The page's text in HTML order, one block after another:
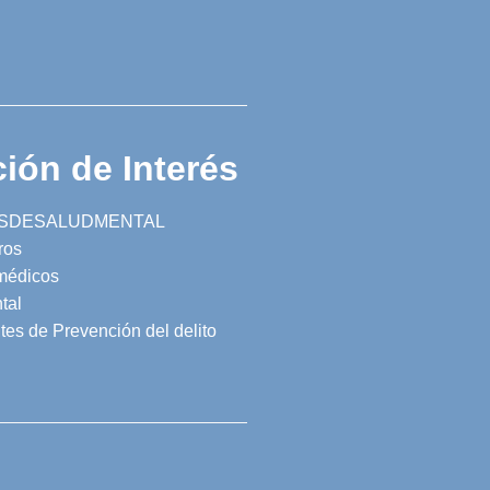
de Interés
de Prevención del delito